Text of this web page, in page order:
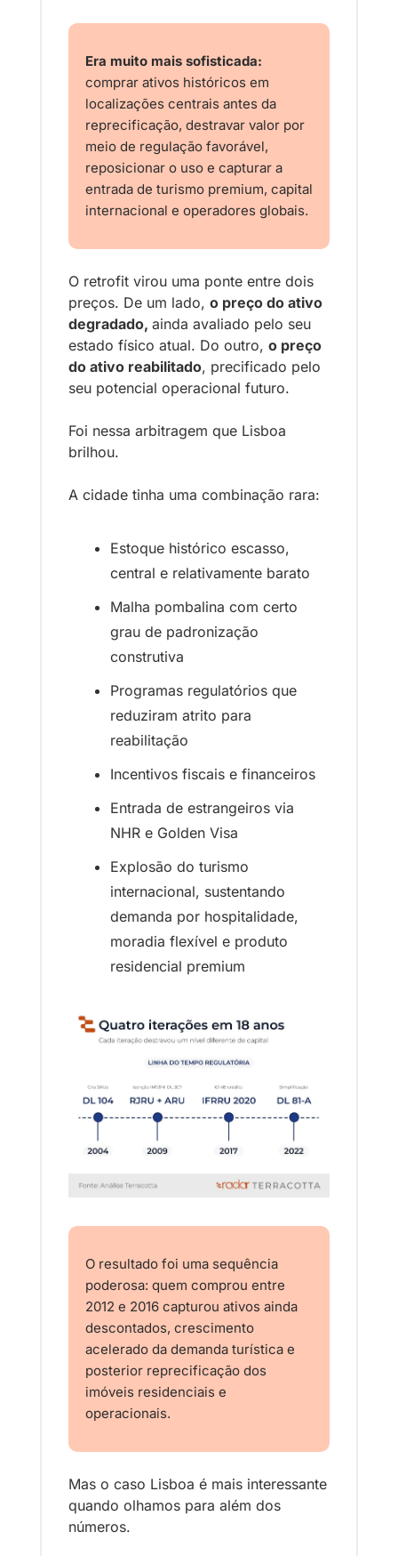
Era muito mais sofisticada:
comprar ativos históricos em
localizações centrais antes da
reprecificação, destravar valor por
meio de regulação favorável,
reposicionar o uso e capturar a
entrada de turismo premium, capital
internacional e operadores globais.
O retrofit virou uma ponte entre dois
preços. De um lado, o preço do ativo
degradado, ainda avaliado pelo seu
estado físico atual. Do outro, o preço
do ativo reabilitado, precificado pelo
seu potencial operacional futuro.
Foi nessa arbitragem que Lisboa
brilhou.
A cidade tinha uma combinação rara:
Estoque histórico escasso,
central e relativamente barato
Malha pombalina com certo
grau de padronização
construtiva
Programas regulatórios que
reduziram atrito para
reabilitação
Incentivos fiscais e financeiros
Entrada de estrangeiros via
NHR e Golden Visa
Explosão do turismo
internacional, sustentando
demanda por hospitalidade,
moradia flexível e produto
residencial premium
O resultado foi uma sequência
poderosa: quem comprou entre
2012 e 2016 capturou ativos ainda
descontados, crescimento
acelerado da demanda turística e
posterior reprecificação dos
imóveis residenciais e
operacionais.
Mas o caso Lisboa é mais interessante
quando olhamos para além dos
números.